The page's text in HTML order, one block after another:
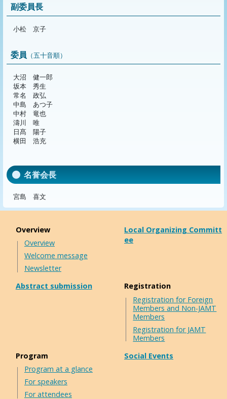
副委員長
小松 京子
委員 （五十音順）
大沼 健一郎
坂本 秀生
常名 政弘
中島 あつ子
中村 竜也
濤川 唯
日髙 陽子
横田 浩充
名誉会長
宮島 喜文
Overview
Overview
Welcome message
Newsletter
Local Organizing Committ
ee
Abstract submission
Registration
Registration for Foreign
Members and Non-JAMT
Members
Registration for JAMT
Members
Program
Program at a glance
For speakers
For attendees
Social Events